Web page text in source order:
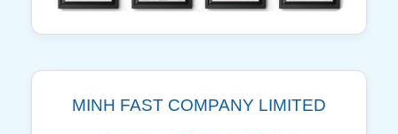
MINH FAST COMPANY LIMITED